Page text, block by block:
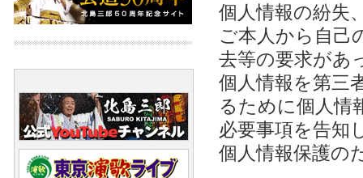
個人情報の紛失
ご本人から自己
去等の要求があ
個人情報を第三
るために個人情
必要事項を告知
個人情報保護の